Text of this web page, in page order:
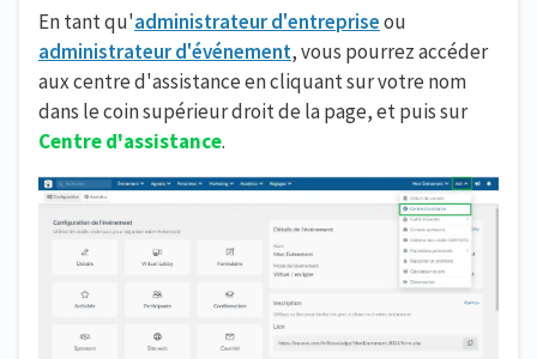
En tant qu'administrateur d'entrepriseou
administrateur d'événement, vous pourrez accéder
aux centre d'assistance en cliquant sur votre nom
dans le coin supérieur droit de la page, et puis sur
Centre d'assistance.